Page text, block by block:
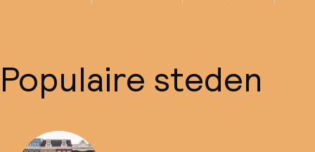
Populaire steden